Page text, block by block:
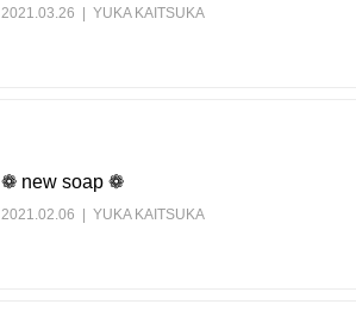
2021.03.26 YUKA KAITSUKA
❁︎ new soap ❁︎
2021.02.06 YUKA KAITSUKA